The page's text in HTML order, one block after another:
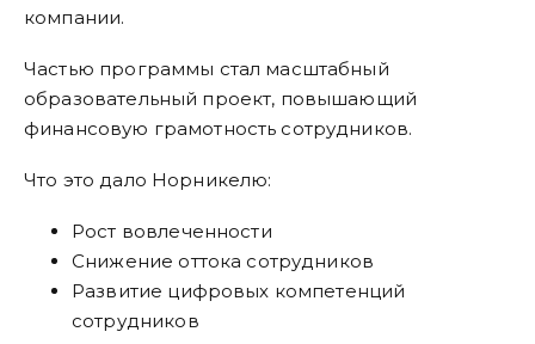
компании.
Частью программы стал масштабный
образовательный проект, повышающий
финансовую грамотность сотрудников.
Что это дало Норникелю:
Рост вовлеченности
Снижение оттока сотрудников
Развитие цифровых компетенций
сотрудников